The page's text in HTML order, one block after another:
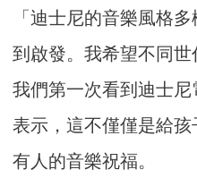
「迪士尼的音樂風格
到啟發。我希望不同
我們第一次看到迪士
表示，這不僅僅是給
有人的音樂祝福。